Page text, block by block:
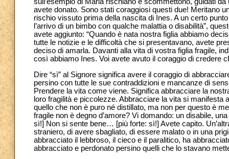
avete donato. Sono stati coraggiosi questi due! Meritano
rischio vissuto prima della nascita di Ines. A un certo
l’arrivo di un bimbo con qualche malattia o disabilità”,
avete aggiunto: “Quando è nata nostra figlia abbiamo
tutte le notizie e le difficoltà che si presentavano, avete
deciso di amarla. Davanti alla vita di vostra figlia fragile,
così abbiamo Ines. Voi avete avuto il coraggio di credere
Dire “sì” al Signore significa avere il coraggio di
persino con tutte le sue contraddizioni e mancanze di
Prendere la vita come viene. Significa abbracciare la
loro fragilità e piccolezze. Abbracciare la vita si
quello che non è puro né distillato, ma non per questo è
fragile non è degno d’amore? Vi domando: un disabile,
sì!] Non si sente bene… [più forte: sì!] Avete capito.
straniero, di avere sbagliato, di essere malato o in una
abbracciato il lebbroso, il cieco e il paralitico, ha
abbracciato e perdonato persino quelli che lo stavano